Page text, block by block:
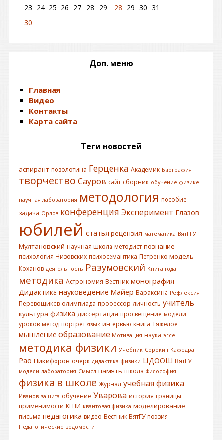
23 24 25 26 27 28
29
30
28 29 30 31
Доп. меню
Главная
Видео
Контакты
Карта сайта
Теги новостей
аспирант позолотина Герценка Академик Биография
творчество Сауров сайт сборник обучение физике
научная лаборатория методология пособие
задача Орлов конференция Эксперимент Глазов
юбилей статья рецензия математика ВятГГУ
Мултановский научная школа методист познание
психология Низовских психосемантика Петренко модель
Коханов деятельность Разумовский Книга года
методика Астрономия Вестник монография
Дидактика науковедение Майер Вараксина Рефлексия
Перевощиков олимпиада профессор личность учитель
культура физика диссертация просвещение модели
уроков метод портрет язык интервью книга Тяжелое
мышление образование Мотивация наука эссе
методика физики Учебник Сорокин Кафедра
Рао Никифоров очерк дидактика физики ЦДООШ ВятГУ
модели лаборатория Смысл память школа Философия
физика в школе Журнал учебная физика
Иванов защита обучение Уварова история границы
применимости КГПИ квантовая физика моделирование
письма педагогика видео Вестник ВятГУ поэзия
Педагогические ведомости